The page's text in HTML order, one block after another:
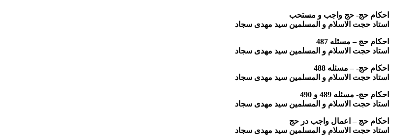
احکام حج- حج واجب و مستحب
استاد حجت الاسلام و المسلمین سید مهدی سجاد
احکام حج – مسئله 487
استاد حجت الاسلام و المسلمین سید مهدی سجاد
احکام حج- – مسئله 488
استاد حجت الاسلام و المسلمین سید مهدی سجاد
احکام حج- مسئله 489 و 490
استاد حجت الاسلام و المسلمین سید مهدی سجاد
احکام حج – اعمال واجب در حج
استاد حجت الاسلام و المسلمین سید مهدی سجاد